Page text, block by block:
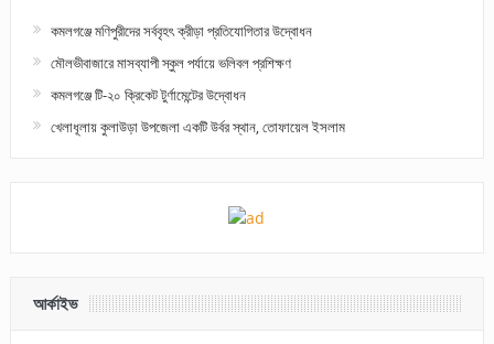
কমলগঞ্জে মণিপুরীদের সর্ববৃহৎ ক্রীড়া প্রতিযোগিতার উদ্বোধন
মৌলভীবাজারে মাসব্যাপী স্কুল পর্যায়ে ভলিবল প্রশিক্ষণ
কমলগঞ্জে টি-২০ ক্রিকেট টুর্ণামেন্টের উদ্বোধন
খেলাধূলায় কুলাউড়া উপজেলা একটি উর্বর স্থান, তোফায়েল ইসলাম
আর্কাইভ